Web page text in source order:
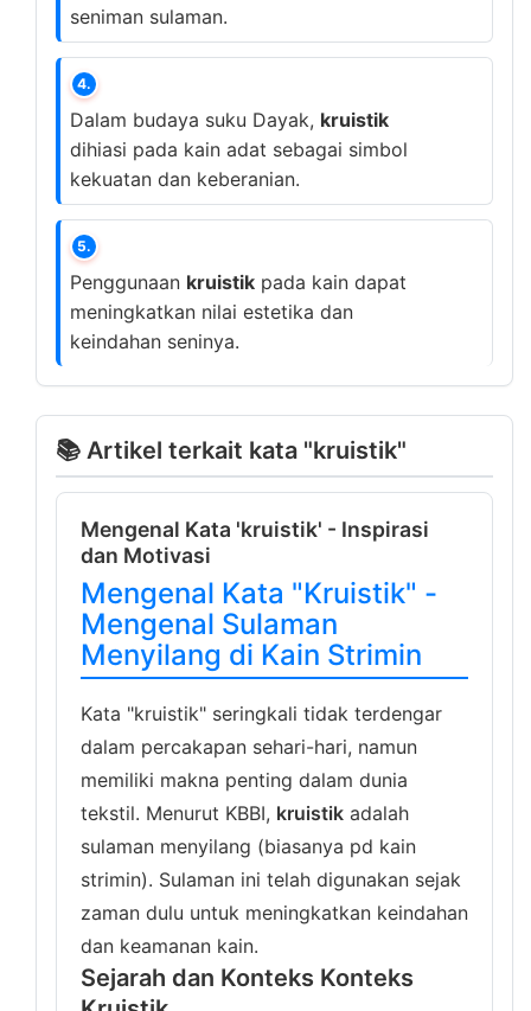
seniman sulaman.
4.
Dalam budaya suku Dayak, kruistik
dihiasi pada kain adat sebagai simbol
kekuatan dan keberanian.
5.
Penggunaan kruistik pada kain dapat
meningkatkan nilai estetika dan
keindahan seninya.
📚 Artikel terkait kata "kruistik"
Mengenal Kata 'kruistik' - Inspirasi
dan Motivasi
Mengenal Kata "Kruistik" -
Mengenal Sulaman
Menyilang di Kain Strimin
Kata "kruistik" seringkali tidak terdengar
dalam percakapan sehari-hari, namun
memiliki makna penting dalam dunia
tekstil. Menurut KBBI, kruistik adalah
sulaman menyilang (biasanya pd kain
strimin). Sulaman ini telah digunakan sejak
zaman dulu untuk meningkatkan keindahan
dan keamanan kain.
Sejarah dan Konteks Konteks